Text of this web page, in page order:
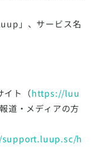
」、サービス名
イト（https://luu
道・メディアの方
h